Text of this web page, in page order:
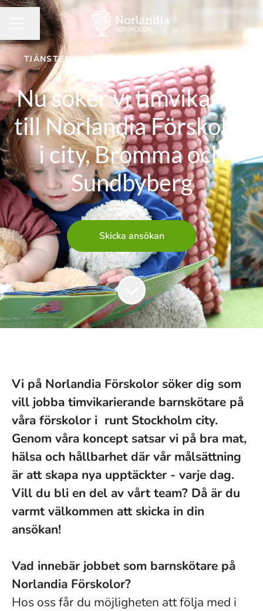
KARRIÄRMENY
Dela sidan
TJÄNSTER INOM FÖRSKOLA
Nu söker vi timvikarier
till Norlandia Förskolor
i city, Bromma och
Sundbyberg
Skicka ansökan
Vi på Norlandia Förskolor söker dig som
vill jobba timvikarierande barnskötare på
våra förskolor i runt Stockholm city.
Genom våra koncept satsar vi på bra mat,
hälsa och hållbarhet där vår målsättning
är att skapa nya upptäckter - varje dag.
Vill du bli en del av vårt team? Då är du
varmt välkommen att skicka in din
ansökan!
Vad innebär jobbet som barnskötare på
Norlandia Förskolor?
Hos oss får du möjligheten att följa med i